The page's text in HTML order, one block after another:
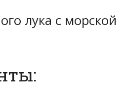
лука с морской